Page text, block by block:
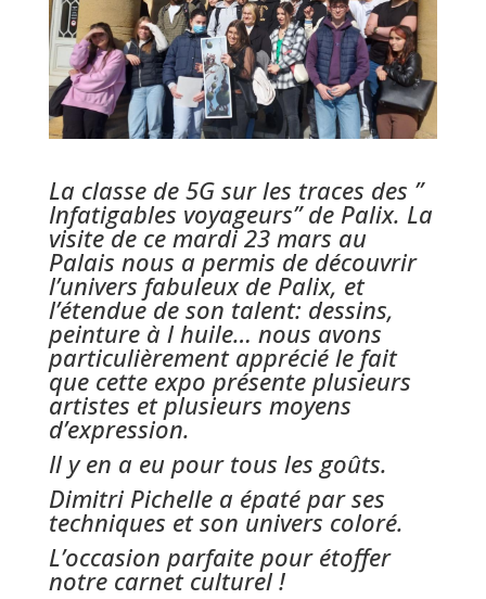
La classe de 5G sur les traces des ”
Infatigables voyageurs” de Palix. La
visite de ce mardi 23 mars au
Palais nous a permis de découvrir
l’univers fabuleux de Palix, et
l’étendue de son talent: dessins,
peinture à l huile… nous avons
particulièrement apprécié le fait
que cette expo présente plusieurs
artistes et plusieurs moyens
d’expression.
Il y en a eu pour tous les goûts.
Dimitri Pichelle a épaté par ses
techniques et son univers coloré.
L’occasion parfaite pour étoffer
notre carnet culturel !